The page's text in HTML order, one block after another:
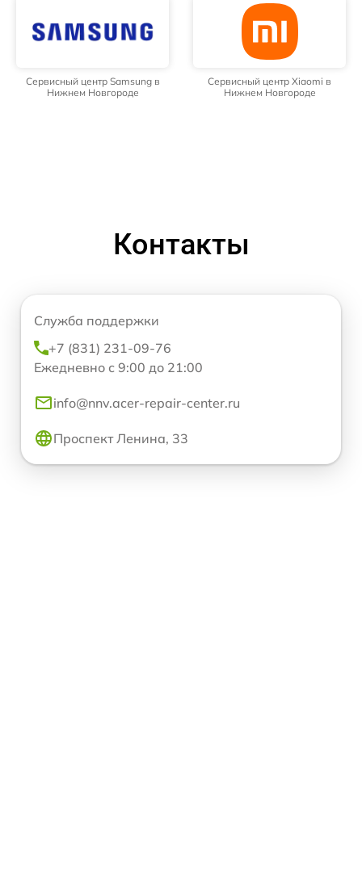
Сервисный центр Samsung в
Нижнем Новгороде
Сервисный центр Xiaomi в
Нижнем Новгороде
Контакты
Служба поддержки
+7 (831) 231-09-76
Ежедневно с 9:00 до 21:00
info@nnv.acer-repair-center.ru
Проспект Ленина, 33